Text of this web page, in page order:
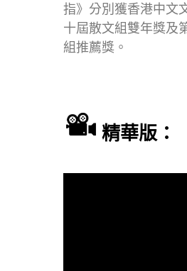
指》分別獲香港中文
十屆散文組雙年獎及
組推薦獎。
精華版：